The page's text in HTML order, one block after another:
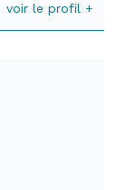
voir le profil +